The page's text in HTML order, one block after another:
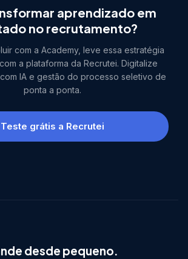
aprendizado em
no recrutamento?
com a Academy, leve essa estratégia
a plataforma da Recrutei. Digitalize
IA e gestão do processo seletivo de
ponta a ponta.
Teste grátis a Recrutei
desde pequeno.